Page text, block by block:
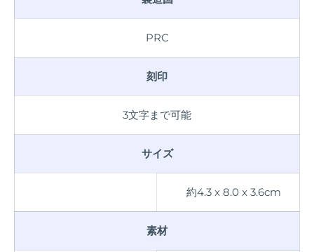
PRC
刻印
3文字まで可能
サイズ
約4.3 x 8.0 x 3.6cm
素材